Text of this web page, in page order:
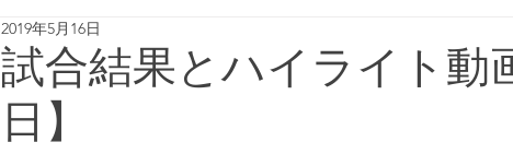
試合結果とハイライト動画
日】
2019年5月16日